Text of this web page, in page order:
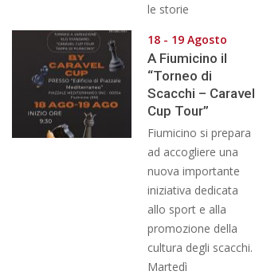
le storie
18 - 19 Agosto
A Fiumicino il
“Torneo di
Scacchi – Caravel
Cup Tour”
Fiumicino si prepara
ad accogliere una
nuova importante
iniziativa dedicata
allo sport e alla
promozione della
cultura degli scacchi.
Martedì